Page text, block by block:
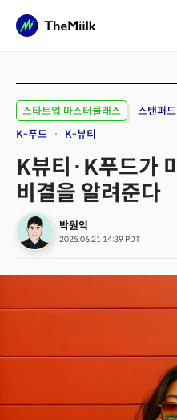
스타트업 마스터클래스
스탠퍼
K-푸드
K-뷰티
K뷰티·K푸드가
비결을 알려준다
박원익
2025.06.21 14:39 PDT